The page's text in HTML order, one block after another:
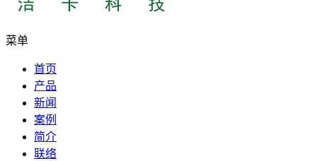
菜单
首页
产品
新闻
案例
简介
联络